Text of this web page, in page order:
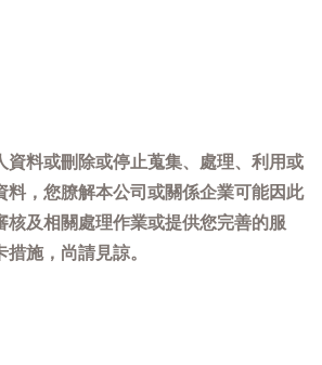
資料或刪除或停止蒐集、處理、利用或
料，您膫解本公司或關係企業可能因此
核及相關處理作業或提供您完善的服
施，尚請見諒。